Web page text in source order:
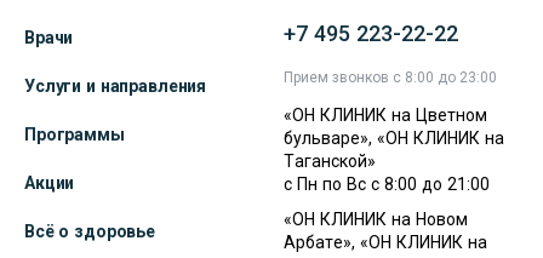
Врачи
Услуги и направления
Программы
Акции
Всё о здоровье
+7 495 223-22-22
Прием звонков с 8:00 до 23:00
«ОН КЛИНИК на Цветном
бульваре», «ОН КЛИНИК на
Таганской»
с Пн по Вс с 8:00 до 21:00
«ОН КЛИНИК на Новом
Арбате», «ОН КЛИНИК на